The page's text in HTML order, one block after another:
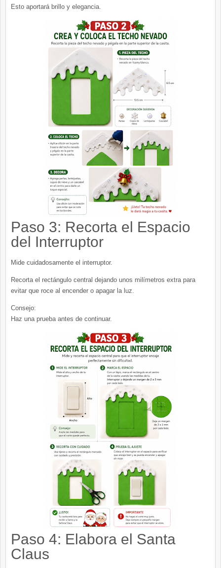
Esto aportará brillo y elegancia.
Paso 3: Recorta el Espacio
del Interruptor
Mide cuidadosamente el interruptor.
Recorta el rectángulo central dejando unos milímetros extra para
evitar que roce al encender o apagar la luz.
Consejo:
Haz una prueba antes de continuar.
Paso 4: Elabora el Santa
Claus